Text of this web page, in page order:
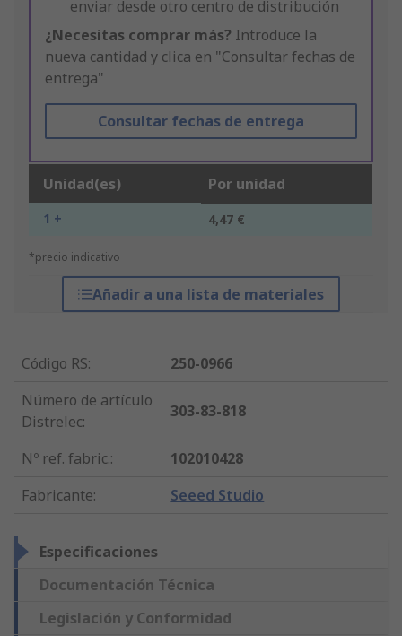
enviar desde otro centro de distribución
¿Necesitas comprar más? Introduce la
nueva cantidad y clica en "Consultar fechas de
entrega"
Consultar fechas de entrega
Unidad(es) Por unidad
1 + 4,47 €
*precio indicativo
Añadir a una lista de materiales
Código RS:
250-0966
Número de artículo
Distrelec:
303-83-818
Nº ref. fabric.:
102010428
Fabricante: Seeed Studio
Especificaciones
Documentación Técnica
Legislación y Conformidad